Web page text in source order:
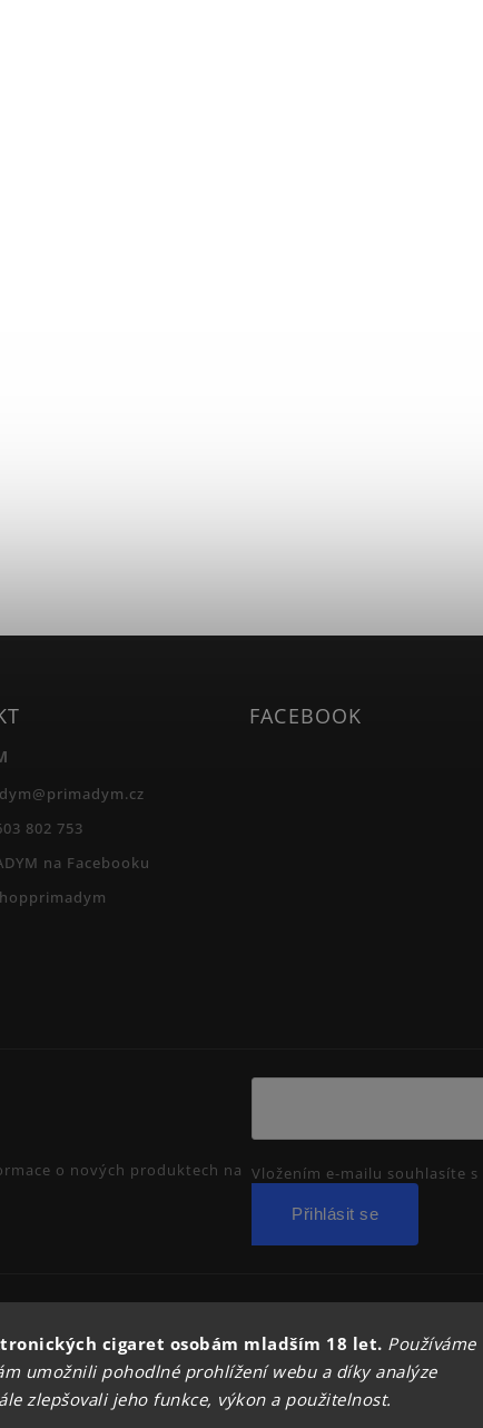
cigaret osobám mladším 18 let. Používáme
umožnili pohodlné prohlížení webu a díky analýze
zlepšovali jeho funkce, výkon a použitelnost.
@primadym.cz
802 753
na Facebooku
FACEBOOK
o nových produktech na Vložením e-mailu souhlasíte s
Přihlásit se
Upravit nastavení cookies
Vytvořil Shoptet| DesignShoptak.cz.